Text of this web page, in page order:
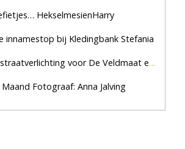
HekselmesienHarry
innamestop bij Kledingbank Stefania
voor De Veldmaat en De Pas
Fotograaf: Anna Jalving